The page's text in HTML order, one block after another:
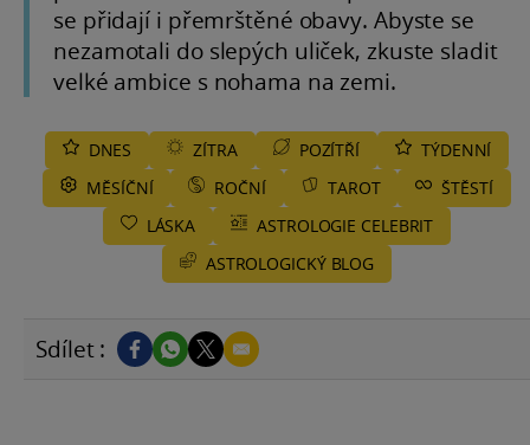
se přidají i přemrštěné obavy. Abyste se
nezamotali do slepých uliček, zkuste sladit
velké ambice s nohama na zemi.
DNES ZÍTRA POZÍTŘÍ
TÝDENNÍ
MĚSÍČNÍ
ROČNÍ TAROT
ŠTĚSTÍ
LÁSKA
ASTROLOGIE CELEBRIT
ASTROLOGICKÝ BLOG
Sdílet :